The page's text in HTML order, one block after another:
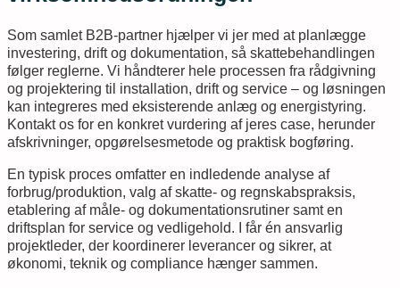
Som samlet B2B-partner hjælper vi jer med at planlægge
investering, drift og dokumentation, så skattebehandlingen
følger reglerne. Vi håndterer hele processen fra rådgivning
og projektering til installation, drift og service – og løsningen
kan integreres med eksisterende anlæg og energistyring.
Kontakt os for en konkret vurdering af jeres case, herunder
afskrivninger, opgørelsesmetode og praktisk bogføring.
En typisk proces omfatter en indledende analyse af
forbrug/produktion, valg af skatte- og regnskabspraksis,
etablering af måle- og dokumentationsrutiner samt en
driftsplan for service og vedligehold. I får én ansvarlig
projektleder, der koordinerer leverancer og sikrer, at
økonomi, teknik og compliance hænger sammen.